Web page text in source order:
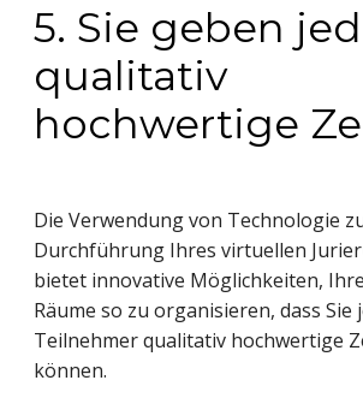
5. Sie geben
qualitativ
hochwertige
Die Verwendung von Technologie
Durchführung Ihres virtuellen
bietet innovative Möglichkeiten,
Räume so zu organisieren, dass Sie
Teilnehmer qualitativ hochwertige
können.